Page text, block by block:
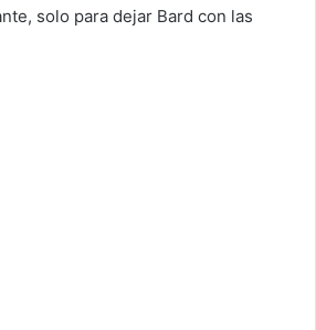
solo para dejar Bard con las